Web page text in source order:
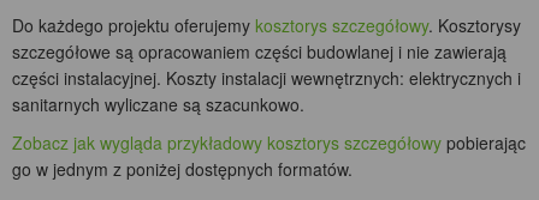
Do każdego projektu oferujemy kosztorys szczegółowy. Kosztorysy
szczegółowe są opracowaniem części budowlanej i nie zawierają
części instalacyjnej. Koszty instalacji wewnętrznych: elektrycznych i
sanitarnych wyliczane są szacunkowo.
Zobacz jak wygląda przykładowy kosztorys szczegółowy pobierając
go w jednym z poniżej dostępnych formatów.